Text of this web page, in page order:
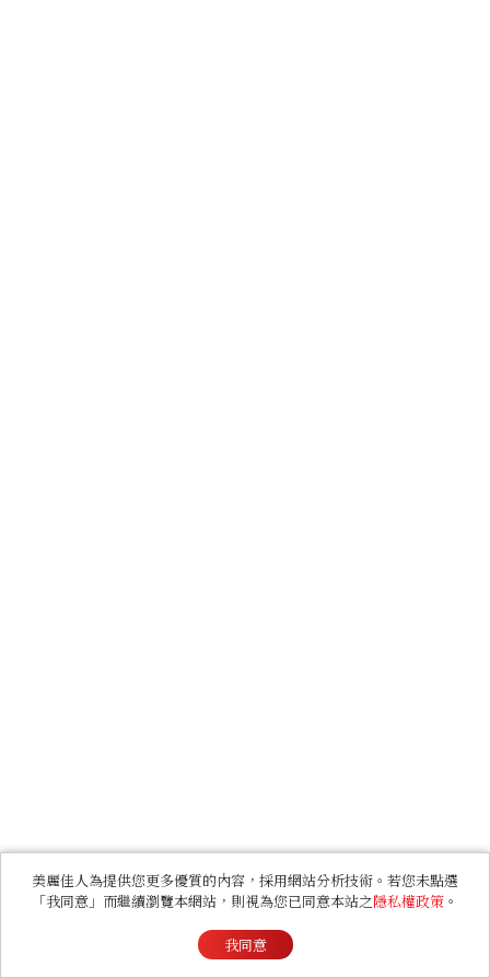
美麗佳人為提供您更多優質的內容，採用網站分析技術。若您未點選
「我同意」而繼續瀏覽本網站，則視為您已同意本站之隱私權政策 。
我同意